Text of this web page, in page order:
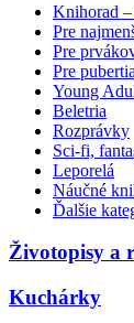
Knihorad –
Pre
Pre
Pre
Young
Beletria
Rozprávky
Sci-fi,
Leporelá
Náučné
Ďalšie
Životopisy a
Kuchárky